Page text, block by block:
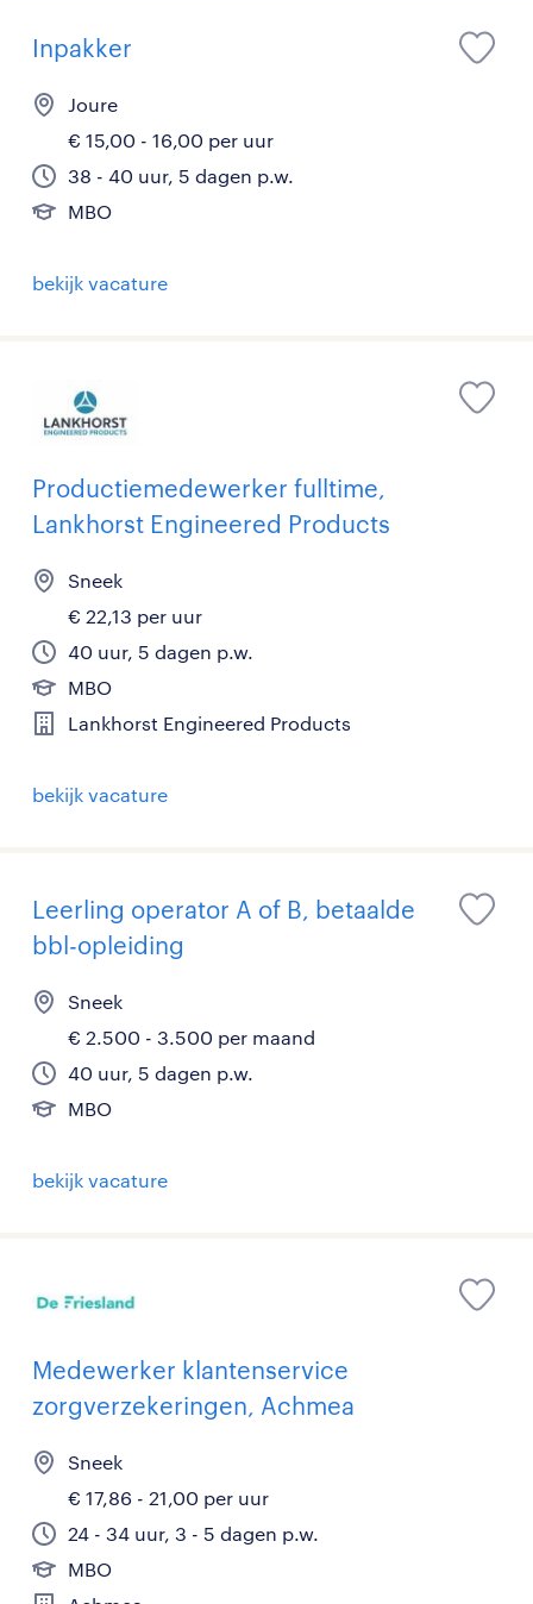
Inpakker
Joure
€ 15,00 - 16,00 per uur
38 - 40 uur, 5 dagen p.w.
MBO
bekijk vacature
Productiemedewerker fulltime,
Lankhorst Engineered Products
Sneek
€ 22,13 per uur
40 uur, 5 dagen p.w.
MBO
Lankhorst Engineered Products
bekijk vacature
Leerling operator A of B, betaalde
bbl-opleiding
Sneek
€ 2.500 - 3.500 per maand
40 uur, 5 dagen p.w.
MBO
bekijk vacature
Medewerker klantenservice
zorgverzekeringen, Achmea
Sneek
€ 17,86 - 21,00 per uur
24 - 34 uur, 3 - 5 dagen p.w.
MBO